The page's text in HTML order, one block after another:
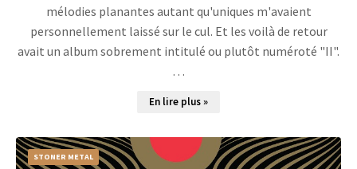
mélodies planantes autant qu'uniques m'avaient
personnellement laissé sur le cul. Et les voilà de retour
avait un album sobrement intitulé ou plutôt numéroté "II".
…
En lire plus »
STONER METAL